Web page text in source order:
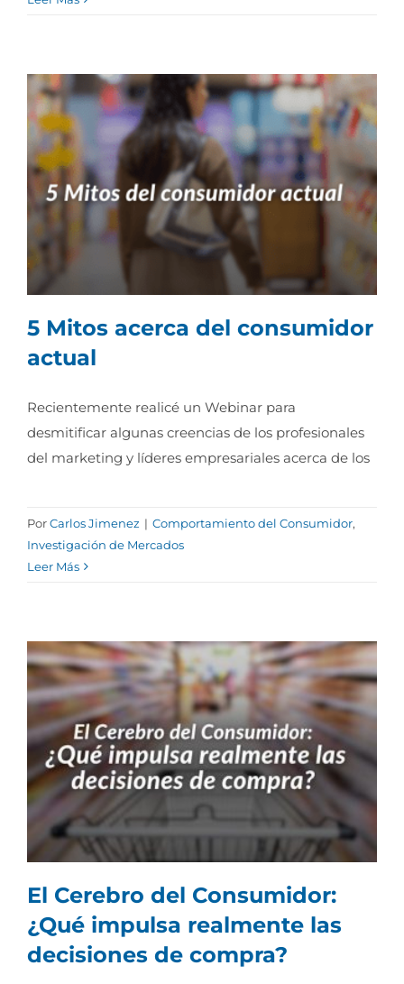
5 Mitos acerca del consumidor actual
5 Mitos acerca del consumidor
actual
Recientemente realicé un Webinar para
desmitificar algunas creencias de los profesionales
del marketing y líderes empresariales acerca de los
PorCarlos Jimenez | Comportamiento del Consumidor,
Investigación de Mercados
Leer Más
El Cerebro del Consumidor:
¿Qué impulsa realmente las
decisiones de compra?